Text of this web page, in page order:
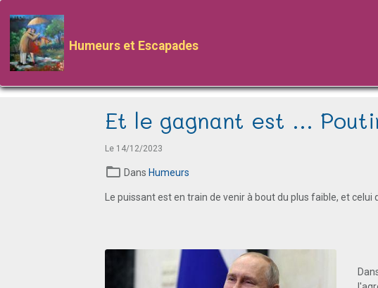
Humeurs et Escapades
Et le gagnant est ...
Le 14/12/2023
Dans Humeurs
Le puissant est en train de venir à bout du plus faible, et